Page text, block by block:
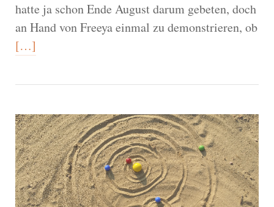
hatte ja schon Ende August darum gebeten, doch
an Hand von Freeya einmal zu demonstrieren, ob
[…]